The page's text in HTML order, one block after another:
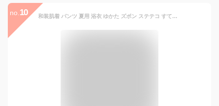
no. 10 和装肌着 パンツ 夏用 浴衣 ゆかた ズボン ステテコ すててこ ローライズ 和装用 下着 浴衣下 着物下 和装用下着 汗 快適 ズボン インナー パンツ 着付け 小物 着物 和服 和装小物 着付け小物 着付け道具 和装小物